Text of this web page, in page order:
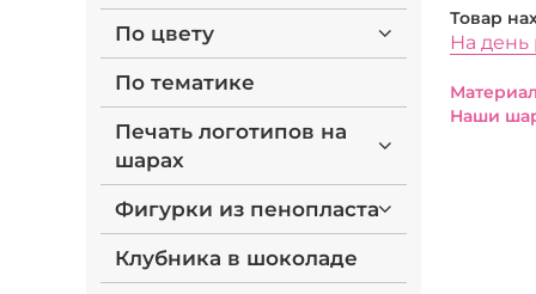
По цвету
По тематике
Печать логотипов на
шарах
Фигурки из пенопласта
Клубника в шоколаде
Товар
На
Наши